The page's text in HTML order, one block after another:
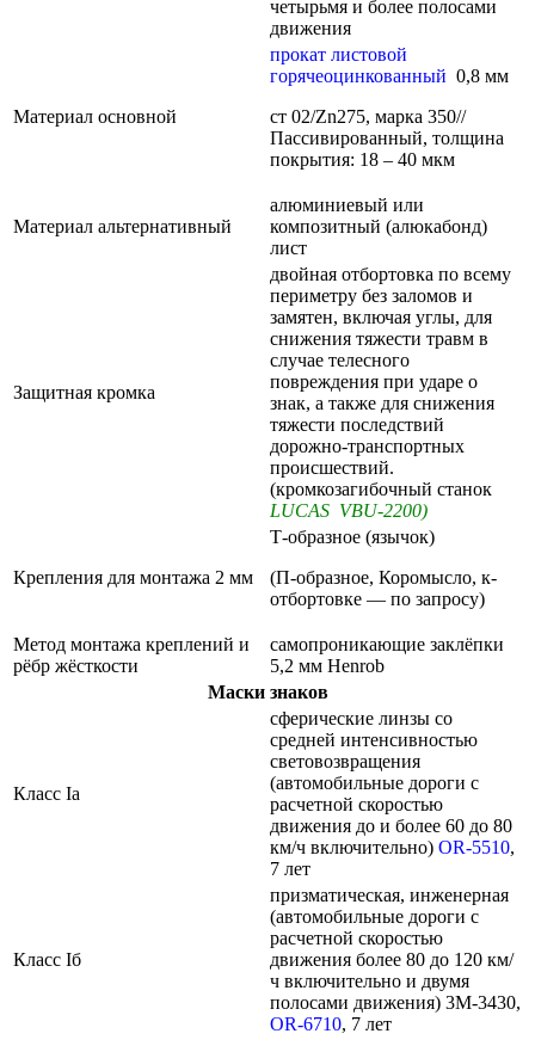
четырьмя и более полосами
движения
Материал основной
прокат листовой
горячеоцинкованный 0,8 мм
ст 02/Zn275, марка 350//
Пассивированный, толщина
покрытия: 18 – 40 мкм
Материал альтернативный
алюминиевый или
композитный (алюкабонд)
лист
Защитная кромка
двойная отбортовка по всему
периметру без заломов и
замятен, включая углы, для
снижения тяжести травм в
случае телесного
повреждения при ударе о
знак, а также для снижения
тяжести последствий
дорожно-транспортных
происшествий.
(кромкозагибочный станок
LUCAS VBU-2200)
Крепления для монтажа 2 мм
Т-образное (язычок)
(П-образное, Коромысло, к-
отбортовке — по запросу)
Метод монтажа креплений и
рёбр жёсткости
самопроникающие заклёпки
5,2 мм Henrob
Маски знаков
Класс Ia
сферические линзы со
средней интенсивностью
световозвращения
(автомобильные дороги с
расчетной скоростью
движения до и более 60 до 80
км/ч включительно) OR-5510,
7 лет
Класс Iб
призматическая, инженерная
(автомобильные дороги с
расчетной скоростью
движения более 80 до 120 км/
ч включительно и двумя
полосами движения) 3M-3430,
OR-6710, 7 лет